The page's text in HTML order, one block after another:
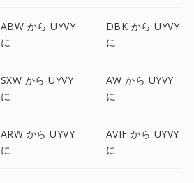
ABW から UYVY
に
DBK から UYVY
に
SXW から UYVY
に
AW から UYVY
に
ARW から UYVY
に
AVIF から UYVY
に